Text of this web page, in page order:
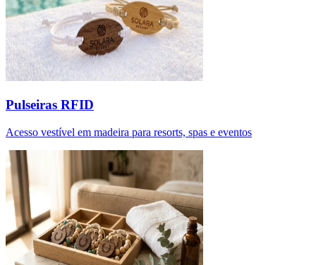
Pulseiras RFID
Acesso vestível em madeira para resorts, spas e eventos